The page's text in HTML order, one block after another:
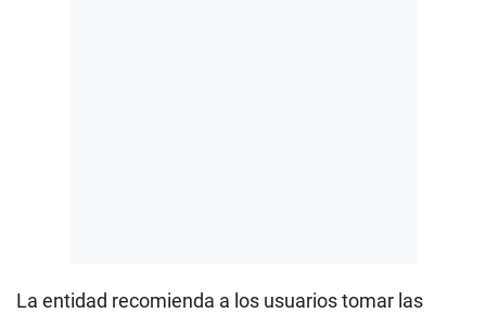
La entidad recomienda a los usuarios tomar las